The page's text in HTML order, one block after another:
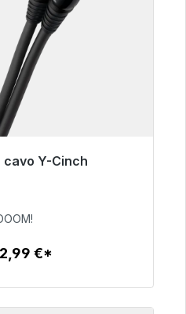
Y-Cinch
immediata, tempo di
€
€*